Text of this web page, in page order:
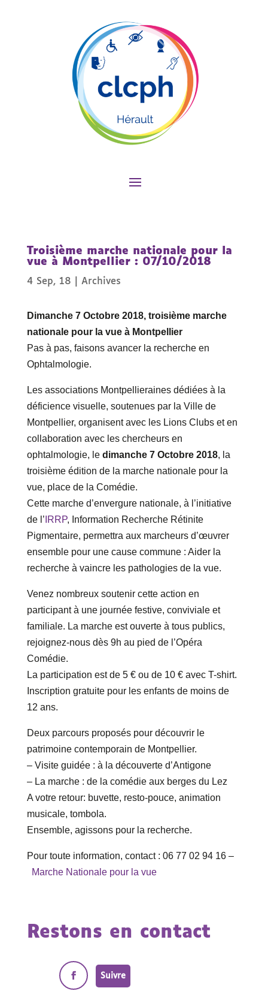
Troisième marche nationale pour la
vue à Montpellier : 07/10/2018
4 Sep, 18 Archives
Dimanche 7 Octobre 2018, troisième marche
nationale pour la vue à Montpellier
Pas à pas, faisons avancer la recherche en
Ophtalmologie.
Les associations Montpellieraines dédiées à la
déficience visuelle, soutenues par la Ville de
Montpellier, organisent avec les Lions Clubs et en
collaboration avec les chercheurs en
ophtalmologie, le dimanche 7 Octobre 2018, la
troisième édition de la marche nationale pour la
vue, place de la Comédie.
Cette marche d’envergure nationale, à l’initiative
de l’ IRRP, Information Recherche Rétinite
Pigmentaire, permettra aux marcheurs d’œuvrer
ensemble pour une cause commune : Aider la
recherche à vaincre les pathologies de la vue.
Venez nombreux soutenir cette action en
participant à une journée festive, conviviale et
familiale. La marche est ouverte à tous publics,
rejoignez-nous dès 9h au pied de l’Opéra
Comédie.
La participation est de 5 € ou de 10 € avec T-shirt.
Inscription gratuite pour les enfants de moins de
12 ans.
Deux parcours proposés pour découvrir le
patrimoine contemporain de Montpellier.
– Visite guidée : à la découverte d’Antigone
– La marche : de la comédie aux berges du Lez
A votre retour: buvette, resto-pouce, animation
musicale, tombola.
Ensemble, agissons pour la recherche.
Pour toute information, contact : 06 77 02 94 16 –
Marche Nationale pour la vue
Restons en contact
Suivre